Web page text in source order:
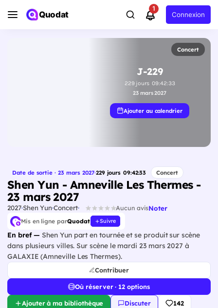
Quodat
1
Connexion
Concert
J-229
229jours 09:42:32
23 mars 2027
Ajouter au calendrier
Date de sortie · 23 mars 2027·229 jours 09:42:32 Concert
Shen Yun - Amneville Les Thermes -
23 mars 2027
2027Shen YunConcert Aucun avisNoter
Mis en ligne parQuodat Suivre
En bref — Shen Yun part en tournée et se produit sur scène
dans plusieurs villes. Sur scène le mardi 23 mars 2027 à
GALAXIE (Amneville Les Thermes).
Contribuer
Où réserver · 12 options
Ajouter à ma bibliothèque Discuter 142